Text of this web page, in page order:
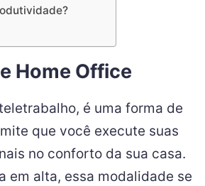
Home Office
é uma forma de
que você execute suas
no conforto da sua casa.
em alta, essa modalidade se